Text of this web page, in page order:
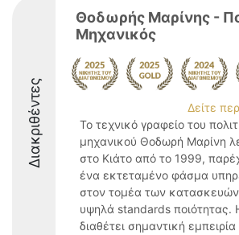
Διακριθέντες
Θοδωρής Μαρίνης -
Μηχανικός
Δείτε
Το τεχνικό γραφείο του
μηχανικού Θοδωρή Μαρίνη
στο Κιάτο από το 1999,
ένα εκτεταμένο φάσμα
στον τομέα των
υψηλά standards ποιότητας.
διαθέτει σημαντική εμπειρία